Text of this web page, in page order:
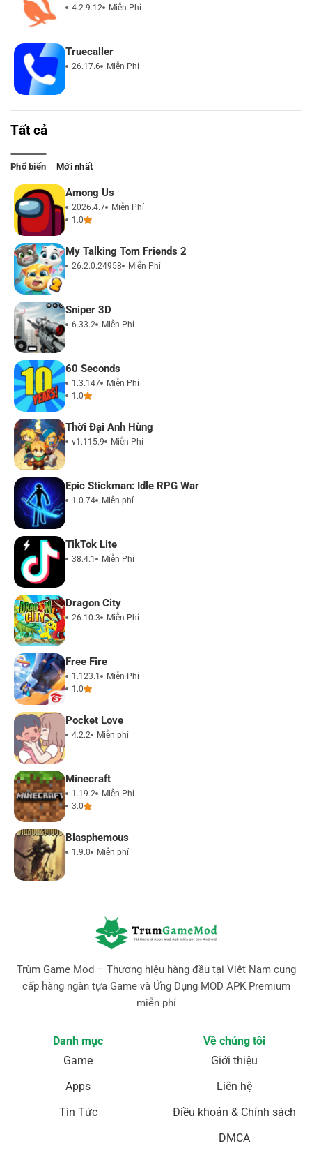
4.2.9.12 Miễn Phí
Truecaller
26.17.6 Miễn Phí
Tất cả
Phổ biến Mới nhất
Among Us
2026.4.7
Miễn Phí
1.0
My Talking Tom Friends 2
26.2.0.24958 Miễn Phí
Sniper 3D
6.33.2 Miễn Phí
60 Seconds
1.3.147
Miễn Phí
1.0
Thời Đại Anh Hùng
v1.115.9 Miễn Phí
Epic Stickman: Idle RPG War
1.0.74 Miễn phí
TikTok Lite
38.4.1 Miễn Phí
Dragon City
26.10.3 Miễn Phí
Free Fire
1.123.1
Miễn Phí
1.0
Pocket Love
4.2.2 Miễn phí
Minecraft
1.19.2
Miễn Phí
3.0
Blasphemous
1.9.0 Miễn phí
Trùm Game Mod – Thương hiệu hàng đầu tại Việt Nam cung
cấp hàng ngàn tựa Game và Ứng Dụng MOD APK Premium
miễn phí
Danh mục
Game
Apps
Tin Tức
Về chúng tôi
Giới thiệu
Liên hệ
Điều khoản & Chính sách
DMCA